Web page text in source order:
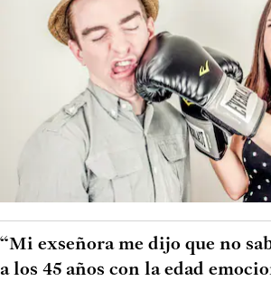
“Mi exseñora me dijo que no
a los 45 años con la edad